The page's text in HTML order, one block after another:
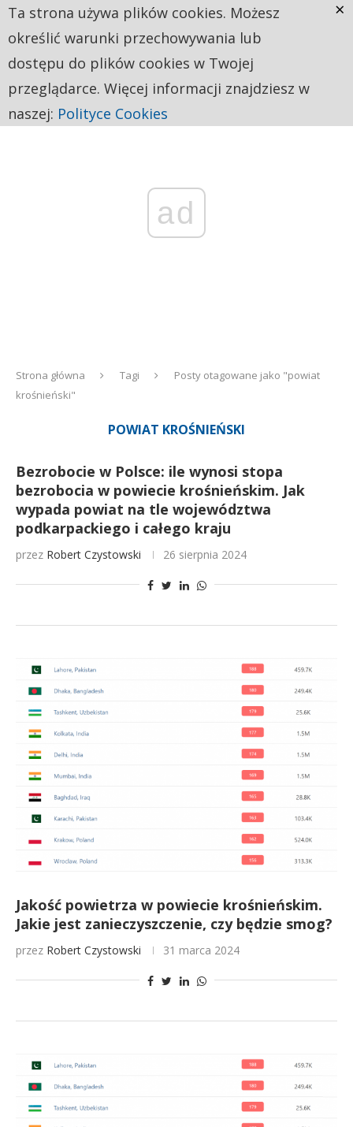
ad
Strona główna Tagi
Posty otagowane jako "powiat
krośnieński"
POWIAT KROŚNIEŃSKI
Bezrobocie w Polsce: ile wynosi stopa
bezrobocia w powiecie krośnieńskim. Jak
wypada powiat na tle województwa
podkarpackiego i całego kraju
przez Robert Czystowski 26 sierpnia 2024
Jakość powietrza w powiecie krośnieńskim.
Jakie jest zanieczyszczenie, czy będzie smog?
przez Robert Czystowski 31 marca 2024
Ta strona używa plików cookies. Możesz
określić warunki przechowywania lub
dostępu do plików cookies w Twojej
przeglądarce. Więcej informacji znajdziesz w
naszej: Polityce Cookies
×